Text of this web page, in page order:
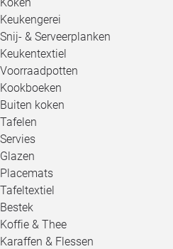
Keukengerei
Snij- & Serveerplanken
Keukentextiel
Voorraadpotten
Kookboeken
Buiten koken
Tafelen
Servies
Glazen
Placemats
Tafeltextiel
Bestek
Koffie & Thee
Karaffen & Flessen